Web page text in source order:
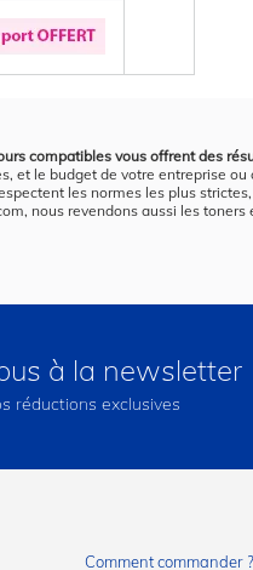
compatibles vous offrent des
et le budget de votre entreprise ou
les normes les plus
nous revendons aussi les toners
à la newsletter
réductions exclusives
Comment commander ?